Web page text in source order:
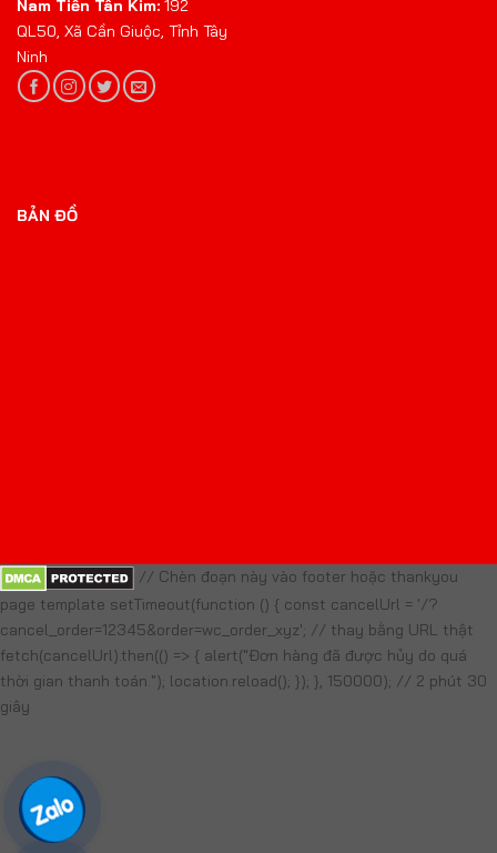
Nam Tiến Tân Kim: 192
QL50, Xã Cần Giuộc, Tỉnh Tây
Ninh
BẢN ĐỒ
// Chèn đoạn này vào footer hoặc thankyou
page template setTimeout(function () { const cancelUrl = '/?
cancel_order=12345&order=wc_order_xyz'; // thay bằng URL thật
fetch(cancelUrl).then(() => { alert("Đơn hàng đã được hủy do quá
thời gian thanh toán."); location.reload(); }); }, 150000); // 2 phút 30
giây